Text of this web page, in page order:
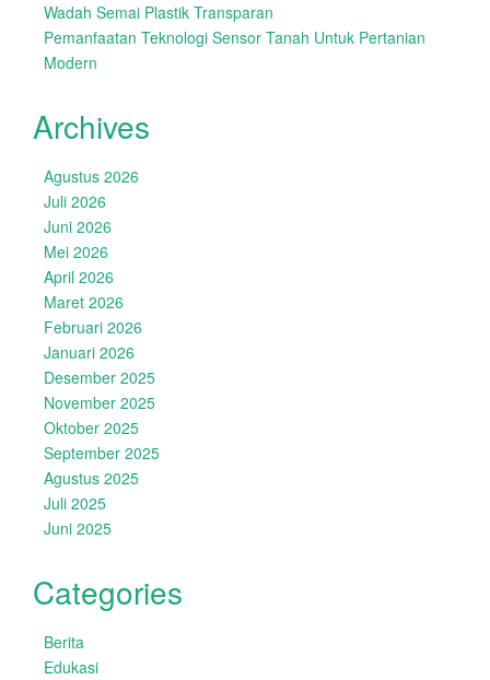
Wadah Semai Plastik Transparan
Pemanfaatan Teknologi Sensor Tanah Untuk Pertanian
Modern
Archives
Agustus 2026
Juli 2026
Juni 2026
Mei 2026
April 2026
Maret 2026
Februari 2026
Januari 2026
Desember 2025
November 2025
Oktober 2025
September 2025
Agustus 2025
Juli 2025
Juni 2025
Categories
Berita
Edukasi